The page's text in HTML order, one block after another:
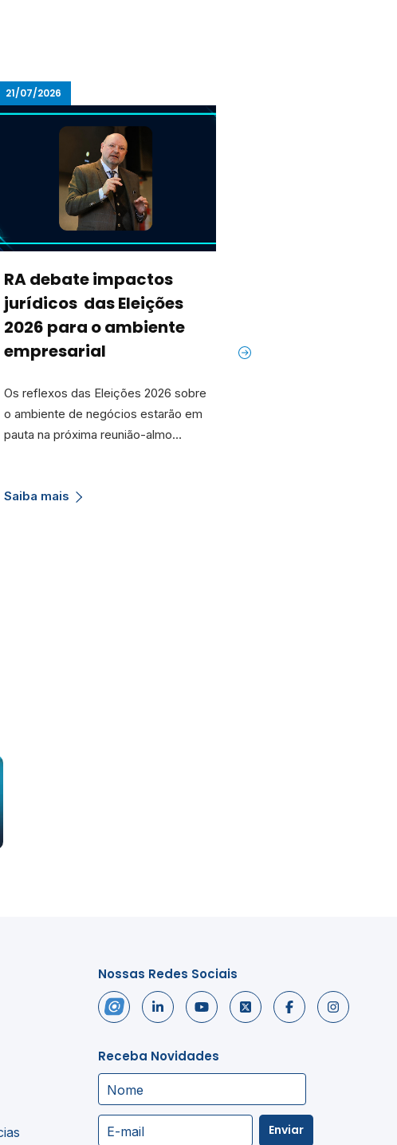
21/07/2026
RA debate impactos
jurídicos das Eleições
2026 para o ambiente
empresarial
Os reflexos das Eleições 2026 sobre
o ambiente de negócios estarão em
pauta na próxima reunião-almo…
Saiba mais
história
Nossas Redes Sociais
Receba Novidades
Nome
E-mail Enviar